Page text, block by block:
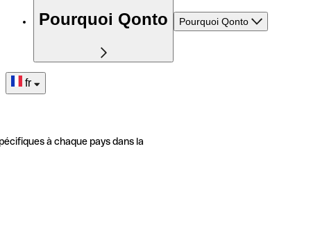
Pourquoi Qonto Pourquoi Qonto
fr
à chaque pays dans la